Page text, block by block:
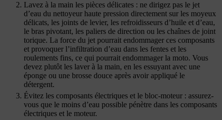
Lavez à la main les pièces délicates : ne dirigez pas le jet
d’eau du nettoyeur haute pression directement sur les moyeux
délicats, les joints de levier, les refroidisseurs d’huile et d’eau,
le bras pivotant, les paliers de direction ou les chaînes de joint
torique. La force du jet pourrait endommager ces composants
et provoquer l’infiltration d’eau dans les fentes et les
roulements fins, ce qui pourrait endommager la moto. Vous
devez plutôt les laver à la main, en les essuyant avec une
éponge ou une brosse douce après avoir appliqué le
détergent.
Évitez les composants électriques et le bloc-moteur : assurez-
vous que le moins d’eau possible pénètre dans les composants
électriques et le moteur.